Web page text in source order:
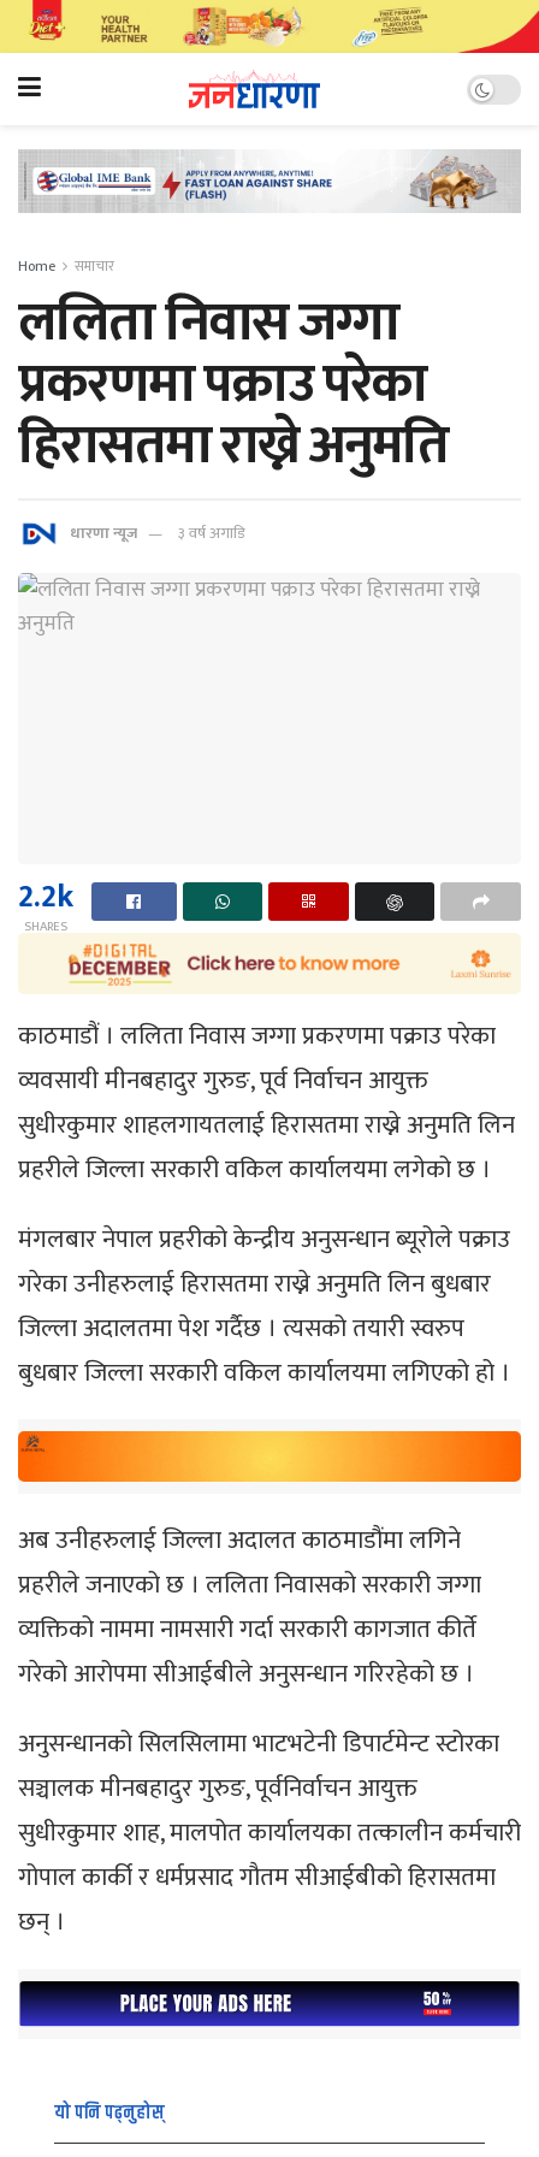
Home समाचार
ललिता निवास जग्गा
प्रकरणमा पक्राउ परेका
हिरासतमा राख्ने अनुमति
धारणा न्यूज ३ वर्ष अगाडि
2.2k
SHARES
काठमाडौं । ललिता निवास जग्गा प्रकरणमा पक्राउ परेका
व्यवसायी मीनबहादुर गुरुङ, पूर्व निर्वाचन आयुक्त
सुधीरकुमार शाहलगायतलाई हिरासतमा राख्ने अनुमति लिन
प्रहरीले जिल्ला सरकारी वकिल कार्यालयमा लगेको छ ।
मंगलबार नेपाल प्रहरीको केन्द्रीय अनुसन्धान ब्यूरोले पक्राउ
गरेका उनीहरुलाई हिरासतमा राख्ने अनुमति लिन बुधबार
जिल्ला अदालतमा पेश गर्दैछ । त्यसको तयारी स्वरुप
बुधबार जिल्ला सरकारी वकिल कार्यालयमा लगिएको हो ।
अब उनीहरुलाई जिल्ला अदालत काठमाडौंमा लगिने
प्रहरीले जनाएको छ । ललिता निवासको सरकारी जग्गा
व्यक्तिको नाममा नामसारी गर्दा सरकारी कागजात कीर्ते
गरेको आरोपमा सीआईबीले अनुसन्धान गरिरहेको छ ।
अनुसन्धानको सिलसिलामा भाटभटेनी डिपार्टमेन्ट स्टोरका
सञ्चालक मीनबहादुर गुरुङ, पूर्वनिर्वाचन आयुक्त
सुधीरकुमार शाह, मालपोत कार्यालयका तत्कालीन कर्मचारी
गोपाल कार्की र धर्मप्रसाद गौतम सीआईबीको हिरासतमा
छन् ।
यो पनि पढ्नुहोस्